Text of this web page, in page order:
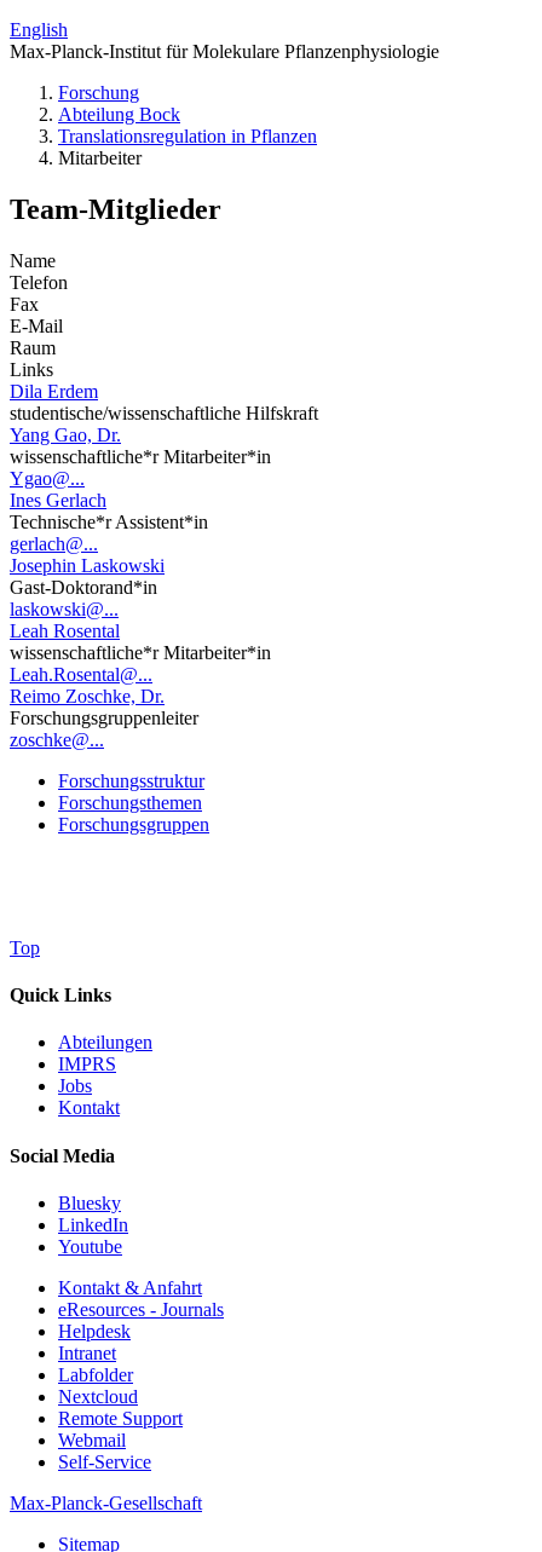
English
Max-Planck-Institut für Molekulare Pflanzenphysiologie
Forschung
Abteilung Bock
Translations­regulation in Pflanzen
Mitarbeiter
Team-Mitglieder
Name
Telefon
Fax
E-Mail
Raum
Links
Dila Erdem
studentische/wissenschaftliche Hilfskraft
Yang Gao, Dr.
wissenschaftliche*r Mitarbeiter*in
Ygao@...
Ines Gerlach
Technische*r Assistent*in
gerlach@...
Josephin Laskowski
Gast-Doktorand*in
laskowski@...
Leah Rosental
wissenschaftliche*r Mitarbeiter*in
Leah.Rosental@...
Reimo Zoschke, Dr.
Forschungsgruppenleiter
zoschke@...
Forschungsstruktur
Forschungsthemen
Forschungsgruppen
Top
Quick Links
Abteilungen
IMPRS
Jobs
Kontakt
Social Media
Bluesky
LinkedIn
Youtube
Kontakt & Anfahrt
eResources - Journals
Helpdesk
Intranet
Labfolder
Nextcloud
Remote Support
Webmail
Self-Service
Max-Planck-Gesellschaft
Sitemap